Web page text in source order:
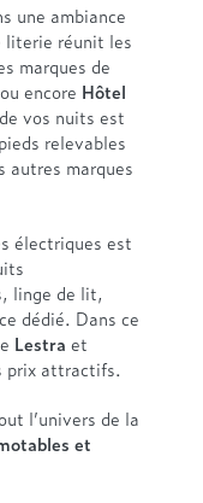
une ambiance
literie réunit les
marques de
ou encore Hôtel
vos nuits est
relevables
autres marques
électriques est
linge de lit,
dédié. Dans ce
Lestra et
prix attractifs.
l’univers de la
et